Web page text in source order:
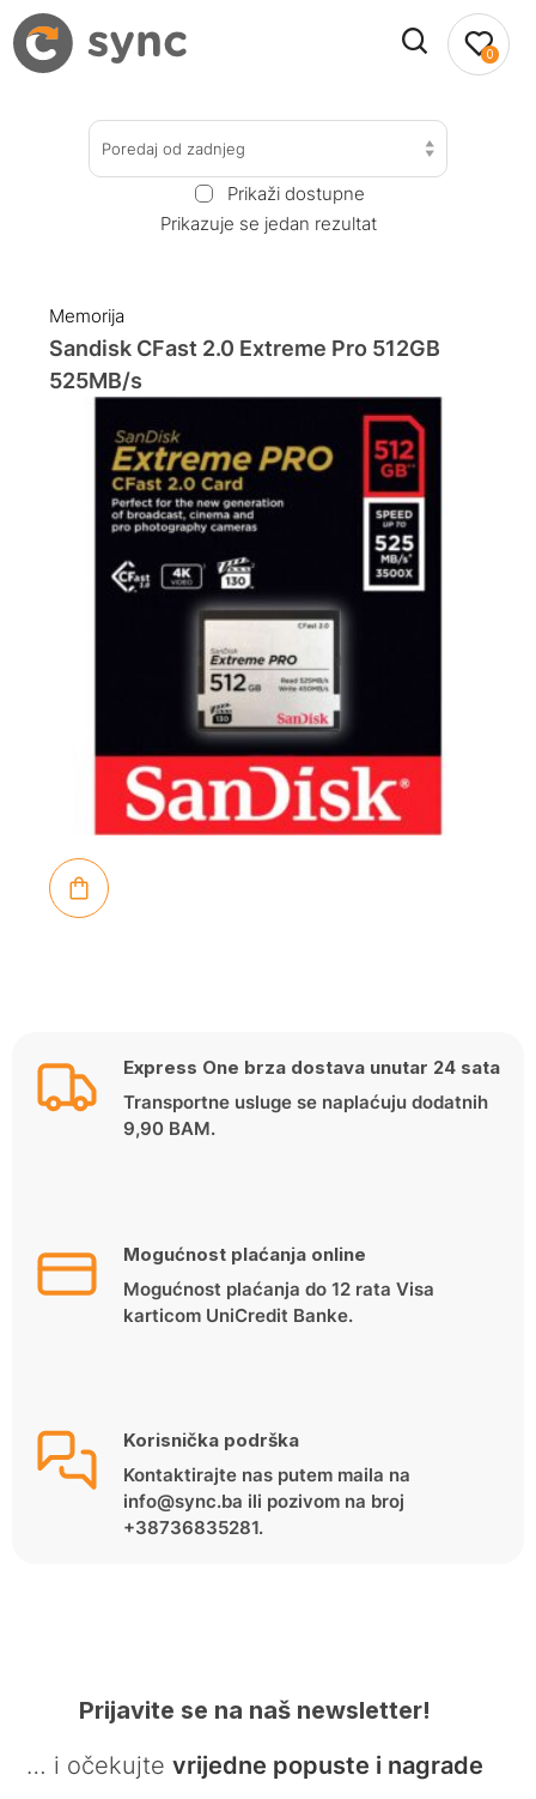
0
Poredaj od zadnjeg
Prikaži dostupne
Prikazuje se jedan rezultat
Memorija
Sandisk CFast 2.0 Extreme Pro 512GB
525MB/s
Express One brza dostava unutar 24 sata
Transportne usluge se naplaćuju dodatnih
9,90 BAM.
Mogućnost plaćanja online
Mogućnost plaćanja do 12 rata Visa
karticom UniCredit Banke.
Korisnička podrška
Kontaktirajte nas putem maila na
info@sync.ba ili pozivom na broj
+38736835281.
Prijavite se na naš newsletter!
… i očekujte vrijedne popuste i nagrade